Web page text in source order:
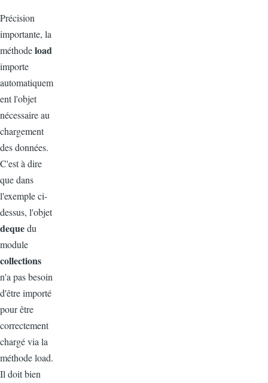
Précision
importante, la
méthodeload
importe
automatiquem
ent l'objet
nécessaire au
chargement
des données.
C'est à dire
que dans
l'exemple ci-
dessus, l'objet
dequedu
module
collections
n'a pas besoin
d'être importé
pour être
correctement
chargé via la
méthode load.
Il doit bien